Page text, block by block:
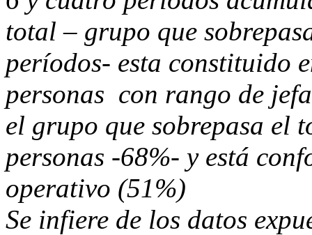
total – grupo que
períodos- esta constituido
personas con rango de
el grupo que sobrepasa el
personas -68%- y está
operativo (51%)
Se infiere de los datos